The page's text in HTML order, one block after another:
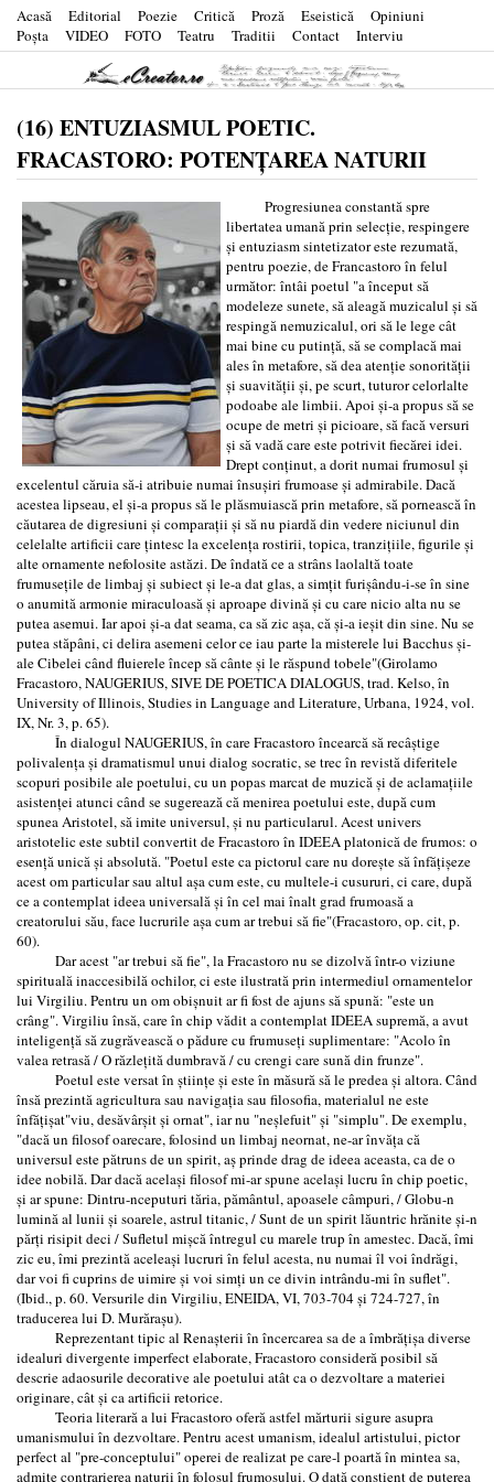
Acasă Editorial Poezie Critică Proză Eseistică
Opiniuni
Poşta
VIDEO FOTO Teatru Traditii Contact Interviu
(16) ENTUZIASMUL POETIC.
FRACASTORO: POTENȚAREA NATURII
Progresiunea constantă spre
libertatea umană prin selecție, respingere
și entuziasm sintetizator este rezumată,
pentru poezie, de Francastoro în felul
următor: întâi poetul "a început să
modeleze sunete, să aleagă muzicalul și să
respingă nemuzicalul, ori să le lege cât
mai bine cu putință, să se complacă mai
ales în metafore, să dea atenție sonorității
și suavității și, pe scurt, tuturor celorlalte
podoabe ale limbii. Apoi și-a propus să se
ocupe de metri și picioare, să facă versuri
și să vadă care este potrivit fiecărei idei.
Drept conținut, a dorit numai frumosul și
excelentul căruia să-i atribuie numai însușiri frumoase și admirabile. Dacă
acestea lipseau, el și-a propus să le plăsmuiască prin metafore, să pornească în
căutarea de digresiuni și comparații și să nu piardă din vedere niciunul din
celelalte artificii care țintesc la excelența rostirii, topica, tranzițiile, figurile și
alte ornamente nefolosite astăzi. De îndată ce a strâns laolaltă toate
frumusețile de limbaj și subiect și le-a dat glas, a simțit furișându-i-se în sine
o anumită armonie miraculoasă și aproape divină și cu care nicio alta nu se
putea asemui. Iar apoi și-a dat seama, ca să zic așa, că și-a ieșit din sine. Nu se
putea stăpâni, ci delira asemeni celor ce iau parte la misterele lui Bacchus și-
ale Cibelei când fluierele încep să cânte și le răspund tobele"(Girolamo
Fracastoro, NAUGERIUS, SIVE DE POETICA DIALOGUS, trad. Kelso, în
University of Illinois, Studies in Language and Literature, Urbana, 1924, vol.
IX, Nr. 3, p. 65).
În dialogul NAUGERIUS, în care Fracastoro încearcă să recâștige
polivalența și dramatismul unui dialog socratic, se trec în revistă diferitele
scopuri posibile ale poetului, cu un popas marcat de muzică și de aclamațiile
asistenței atunci când se sugerează că menirea poetului este, după cum
spunea Aristotel, să imite universul, și nu particularul. Acest univers
aristotelic este subtil convertit de Fracastoro în IDEEA platonică de frumos: o
esență unică și absolută. "Poetul este ca pictorul care nu dorește să înfățișeze
acest om particular sau altul așa cum este, cu multele-i cusururi, ci care, după
ce a contemplat ideea universală și în cel mai înalt grad frumoasă a
creatorului său, face lucrurile așa cum ar trebui să fie"(Fracastoro, op. cit, p.
60).
Dar acest "ar trebui să fie", la Fracastoro nu se dizolvă într-o viziune
spirituală inaccesibilă ochilor, ci este ilustrată prin intermediul ornamentelor
lui Virgiliu. Pentru un om obișnuit ar fi fost de ajuns să spună: "este un
crâng". Virgiliu însă, care în chip vădit a contemplat IDEEA supremă, a avut
inteligență să zugrăvească o pădure cu frumuseți suplimentare: "Acolo în
valea retrasă / O răzlețită dumbravă / cu crengi care sună din frunze".
Poetul este versat în științe și este în măsură să le predea și altora. Când
însă prezintă agricultura sau navigația sau filosofia, materialul ne este
înfățișat"viu, desăvârșit și ornat", iar nu "neșlefuit" și "simplu". De exemplu,
"dacă un filosof oarecare, folosind un limbaj neornat, ne-ar învăța că
universul este pătruns de un spirit, aș prinde drag de ideea aceasta, ca de o
idee nobilă. Dar dacă același filosof mi-ar spune același lucru în chip poetic,
și ar spune: Dintru-nceputuri tăria, pământul, apoasele câmpuri, / Globu-n
lumină al lunii și soarele, astrul titanic, / Sunt de un spirit lăuntric hrănite și-n
părți risipit deci / Sufletul mișcă întregul cu marele trup în amestec. Dacă, îmi
zic eu, îmi prezintă aceleași lucruri în felul acesta, nu numai îl voi îndrăgi,
dar voi fi cuprins de uimire și voi simți un ce divin intrându-mi în suflet".
(Ibid., p. 60. Versurile din Virgiliu, ENEIDA, VI, 703-704 și 724-727, în
traducerea lui D. Murărașu).
Reprezentant tipic al Renașterii în încercarea sa de a îmbrățișa diverse
idealuri divergente imperfect elaborate, Fracastoro consideră posibil să
descrie adaosurile decorative ale poetului atât ca o dezvoltare a materiei
originare, cât și ca artificii retorice.
Teoria literară a lui Fracastoro oferă astfel mărturii sigure asupra
umanismului în dezvoltare. Pentru acest umanism, idealul artistului, pictor
perfect al "pre-conceptului" operei de realizat pe care-l poartă în mintea sa,
admite contrarierea naturii în folosul frumosului. O dată conștient de puterea